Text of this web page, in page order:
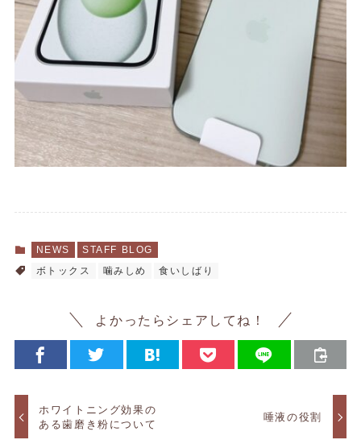
NEWS
STAFF BLOG
ボトックス
噛みしめ 食いしばり
よかったらシェアしてね！
ホワイトニング効果の
ある歯磨き粉について
唾液の役割